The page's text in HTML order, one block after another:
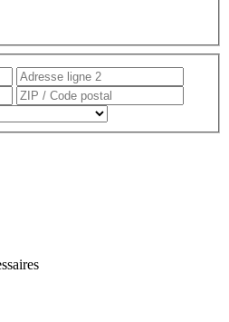
Adresse
postale
Ville